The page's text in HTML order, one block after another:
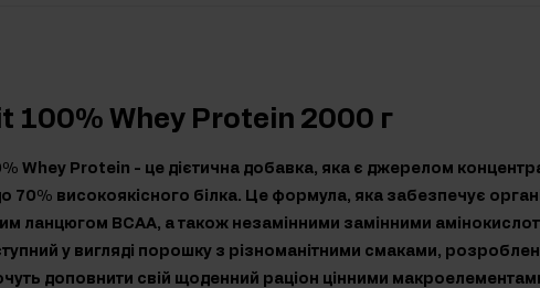
100% Whey Protein 2000 г
Whey Protein - це дієтична добавка, яка є джерелом
70% високоякісного білка. Це формула, яка забезпечує
ланцюгом BCAA, а також незамінними замінними
у вигляді порошку з різноманітними смаками,
доповнити свій щоденний раціон цінними